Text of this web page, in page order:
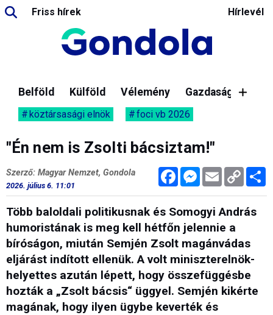
Friss hírek Hírlevél
Belföld Külföld Vélemény Gazdaság
köztársasági elnök foci vb 2026
"Én nem is Zsolti bácsiztam!"
FacebookMessenger
Email Copy
Link
Szerző: Magyar Nemzet, Gondola
2026. július 6. 11:01
Több baloldali politikusnak és Somogyi András
humoristának is meg kell hétfőn jelennie a
bíróságon, miután Semjén Zsolt magánvádas
eljárást indított ellenük. A volt miniszterelnök-
helyettes azután lépett, hogy összefüggésbe
hozták a „Zsolt bácsis“ üggyel. Semjén kikérte
magának, hogy ilyen ügybe keverték és